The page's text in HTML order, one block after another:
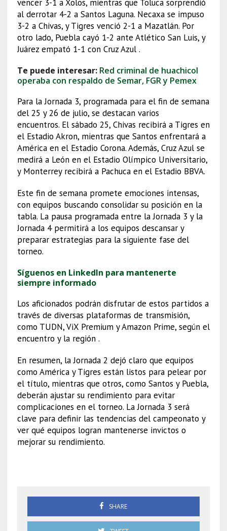
vencer 3-1 a Xolos, mientras que Toluca sorprendió
al derrotar 4-2 a Santos Laguna. Necaxa se impuso
3-2 a Chivas, y Tigres venció 2-1 a Mazatlán. Por
otro lado, Puebla cayó 1-2 ante Atlético San Luis, y
Juárez empató 1-1 con Cruz Azul .
Te puede interesar: Red criminal de huachicol
operaba con respaldo de Semar, FGR y Pemex
Para la Jornada 3, programada para el fin de semana
del 25 y 26 de julio, se destacan varios
encuentros. El sábado 25, Chivas recibirá a Tigres en
el Estadio Akron, mientras que Santos enfrentará a
América en el Estadio Corona. Además, Cruz Azul se
medirá a León en el Estadio Olímpico Universitario,
y Monterrey recibirá a Pachuca en el Estadio BBVA.
Este fin de semana promete emociones intensas,
con equipos buscando consolidar su posición en la
tabla. La pausa programada entre la Jornada 3 y la
Jornada 4 permitirá a los equipos descansar y
preparar estrategias para la siguiente fase del
torneo.
Síguenos en LinkedIn para mantenerte
siempre informado
Los aficionados podrán disfrutar de estos partidos a
través de diversas plataformas de transmisión,
como TUDN, ViX Premium y Amazon Prime, según el
encuentro y la región .
En resumen, la Jornada 2 dejó claro que equipos
como América y Tigres están listos para pelear por
el título, mientras que otros, como Santos y Puebla,
deberán ajustar su rendimiento para evitar
complicaciones en el torneo. La Jornada 3 será
clave para definir las tendencias del campeonato y
ver qué equipos logran mantenerse invictos o
mejorar su rendimiento.
SHARE